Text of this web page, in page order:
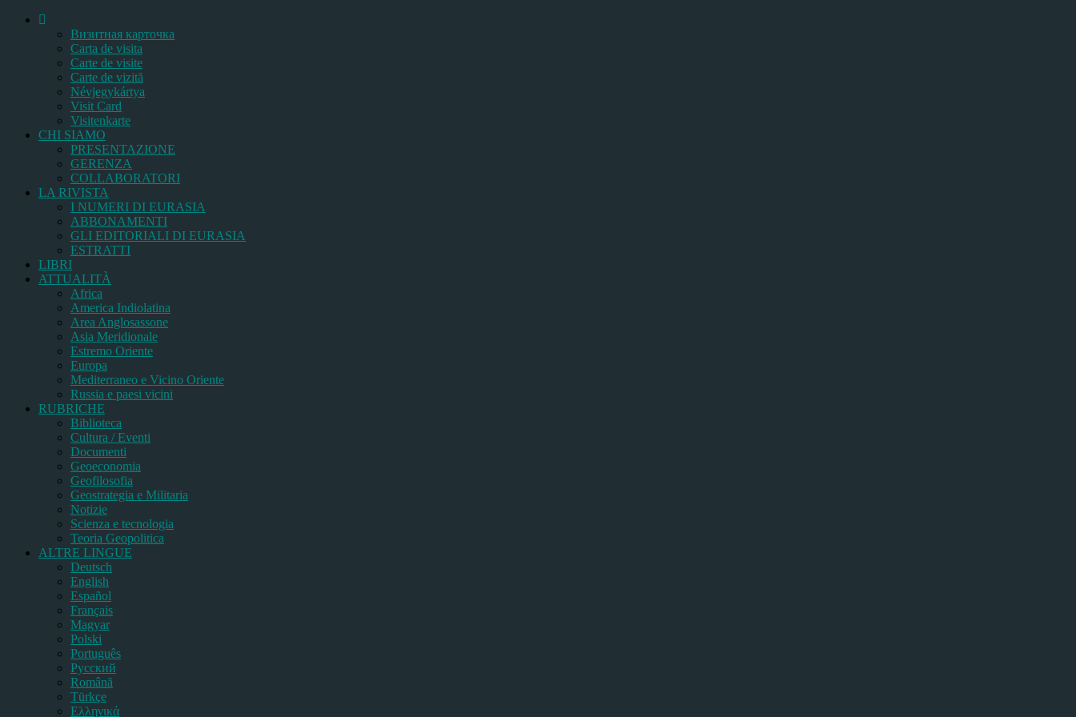
Bизитная карточка
Carta de visita
Carte de visite
Carte de vizită
Névjegykártya
Visit Card
Visitenkarte
CHI SIAMO
PRESENTAZIONE
GERENZA
COLLABORATORI
LA RIVISTA
I NUMERI DI EURASIA
ABBONAMENTI
GLI EDITORIALI DI EURASIA
ESTRATTI
LIBRI
ATTUALITÀ
Africa
America Indiolatina
Area Anglosassone
Asia Meridionale
Estremo Oriente
Europa
Mediterraneo e Vicino Oriente
Russia e paesi vicini
RUBRICHE
Biblioteca
Cultura / Eventi
Documenti
Geoeconomia
Geofilosofia
Geostrategia e Militaria
Notizie
Scienza e tecnologia
Teoria Geopolitica
ALTRE LINGUE
Deutsch
English
Español
Français
Magyar
Polski
Português
Pусский
Română
Türkçe
Ελληνικά